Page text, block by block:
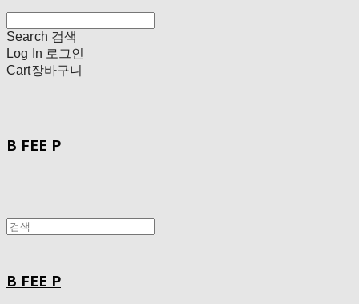
Search 검색
Log In 로그인
Cart장바구니
B FEE P
B FEE P